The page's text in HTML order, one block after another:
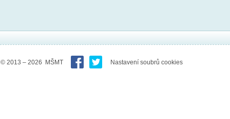
© 2013 – 2026 MŠMT Nastavení soubrů cookies